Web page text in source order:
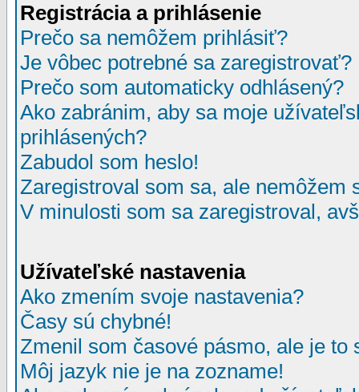
Registrácia a prihlásenie
Prečo sa nemôžem prihlásiť?
Je vôbec potrebné sa zaregistrovať?
Prečo som automaticky odhlásený?
Ako zabránim, aby sa moje
prihlásených?
Zabudol som heslo!
Zaregistroval som sa, ale nemôžem
V minulosti som sa zaregistroval,
Užívateľské nastavenia
Ako zmením svoje nastavenia?
Časy sú chybné!
Zmenil som časové pásmo, ale je to
Môj jazyk nie je na zozname!